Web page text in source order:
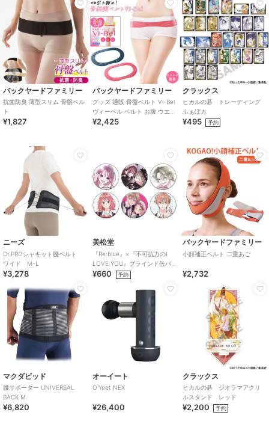
バックヤードファミリー
抗菌防臭 薄型スリム 骨盤ベル
ト
¥1,827
バックヤードファミリー
グッズ 通販 骨盤ベルト Vi-Bel
ヴィーベル ベルト お腹 ウエス
ト ヒップ 自宅 おうち時間
¥2,425
クラックス
ヒカルの碁 トレーディング
ふぁぼカ
¥495 予約
ニーズ
Dr.PROシャキット腰ベルト
ワイド M-L
¥3,278
美松堂
『Re:blue』×『不可抗力のI
LOVE YOU』ブラインド缶バ
ッジ（全6種）
¥660 予約
バックヤードファミリー
小顔補正ベルト 二重あご
¥2,732
マクダビッド
腰サポーター UNIVERSAL
BACK M
¥6,820
オーイート
O'Yeet NEX
¥26,400
クラックス
ヒカルの碁 ジオラマアクリ
ルスタンド レッド
¥2,200 予約